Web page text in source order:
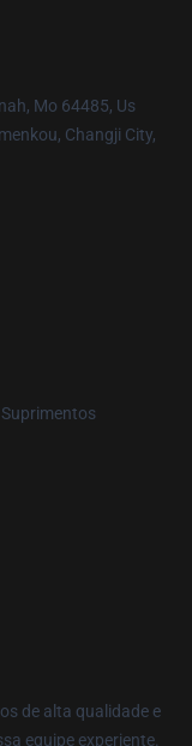
Mo 64485, Us
Changji City,
Suprimentos
de alta qualidade e
equipe experiente.